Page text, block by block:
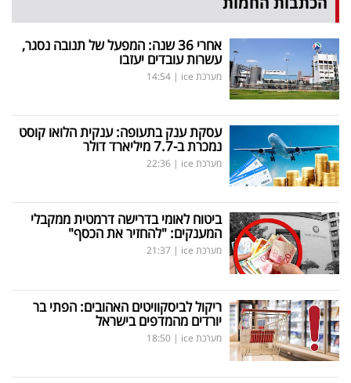
אחרי 36 שנה: המפעל של תנובה נסגר,
עשרות עובדים יעזבו
מערכת ice |
14:54
עסקת ענק בתעופה: ענקית הלואו קוסט
נמכרת ב-7.7 מיליארד דולר
מערכת ice |
22:36
ביטוח לאומי בדרישה דרמטית ממקבלי
המענקים: "להחזיר את הכסף"
מערכת ice |
21:37
ריקול לביסקוויטים האהובים: הפתי בר
יורדים מהמדפים בישראל
מערכת ice |
18:50